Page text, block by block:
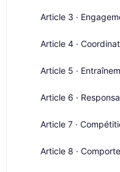
Article 3 ·
Article 4 ·
Article 5 ·
Article 7 ·
Article 8 ·